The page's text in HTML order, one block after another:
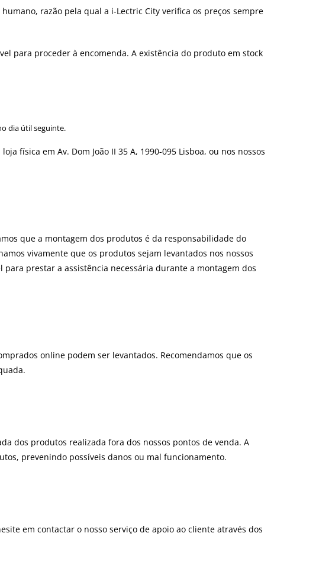
razão pela qual a i-Lectric City verifica os preços sempre
para proceder à encomenda. A existência do produto em stock
dia útil seguinte.
física em Av. Dom João II 35 A, 1990-095 Lisboa, ou nos nossos
que a montagem dos produtos é da responsabilidade do
vivamente que os produtos sejam levantados nos nossos
prestar a assistência necessária durante a montagem dos
online podem ser levantados. Recomendamos que os
dos produtos realizada fora dos nossos pontos de venda. A
prevenindo possíveis danos ou mal funcionamento.
em contactar o nosso serviço de apoio ao cliente através dos